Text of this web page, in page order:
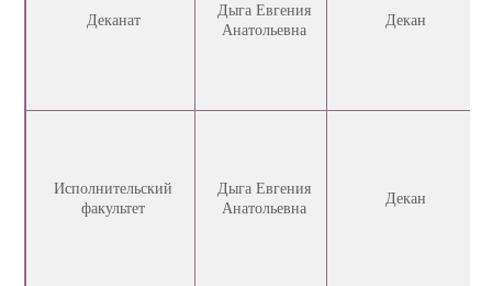
Деканат
Дыга Евгения
Анатольевна
Декан
Исполнительский
факультет
Дыга Евгения
Анатольевна
Декан